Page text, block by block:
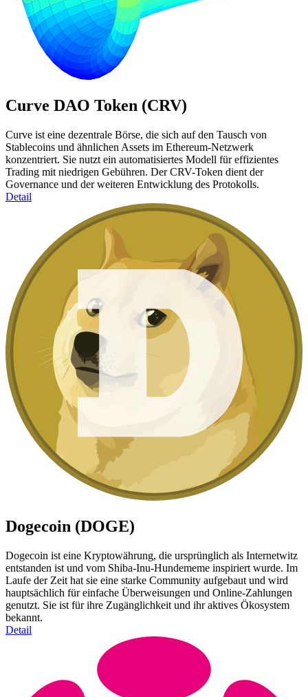
Curve DAO Token (CRV)
Curve ist eine dezentrale Börse, die sich auf den Tausch von
Stablecoins und ähnlichen Assets im Ethereum-Netzwerk
konzentriert. Sie nutzt ein automatisiertes Modell für effizientes
Trading mit niedrigen Gebühren. Der CRV-Token dient der
Governance und der weiteren Entwicklung des Protokolls.
Detail
Dogecoin (DOGE)
Dogecoin ist eine Kryptowährung, die ursprünglich als Internetwitz
entstanden ist und vom Shiba-Inu-Hundememe inspiriert wurde. Im
Laufe der Zeit hat sie eine starke Community aufgebaut und wird
hauptsächlich für einfache Überweisungen und Online-Zahlungen
genutzt. Sie ist für ihre Zugänglichkeit und ihr aktives Ökosystem
bekannt.
Detail